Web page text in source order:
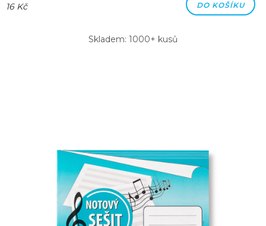
16 Kč DO KOŠÍKU
Skladem: 1000+ kusů